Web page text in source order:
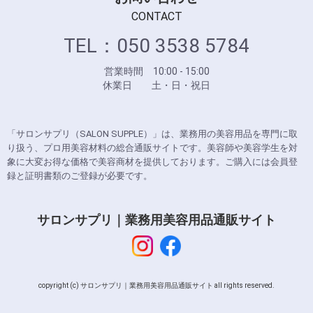
CONTACT
TEL：050 3538 5784
営業時間 10:00 - 15:00
休業日 土・日・祝日
「サロンサプリ（SALON SUPPLE）」は、業務用の美容用品を専門に取
り扱う、プロ用美容材料の総合通販サイトです。美容師や美容学生を対
象に大変お得な価格で美容商材を提供しております。ご購入には会員登
録と証明書類のご登録が必要です。
サロンサプリ｜業務用美容用品通販サイト
copyright (c) サロンサプリ｜業務用美容用品通販サイト all rights reserved.